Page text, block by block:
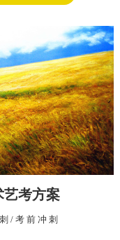
艺考方案
/考前冲刺